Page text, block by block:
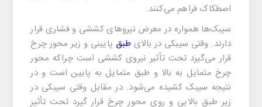
اصطکاک فراهم می‌کنند.
سیبک‌ها همواره در معرض نیرو‌های کششی و فشاری قرار
دارند. وقتی سیبکی در بالای طبق پایینی و زیر محور چرخ
قرار می‌گیرد تحت تأثیر نیروی کششی است چراکه محور
چرخ متمایل به بالا و طبق متمایل به پایین است و در
نتیجه سیبک کشیده می‌شود. در مقابل وقتی سیبکی در
زیر طبق بالایی و روی محور چرخ قرار گیرد تحت تأثیر